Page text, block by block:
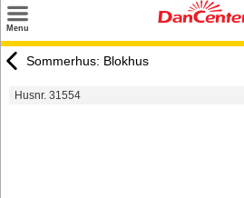
Menu
Tilbud
Sommerhus: Blokhus
Husnr. 31554